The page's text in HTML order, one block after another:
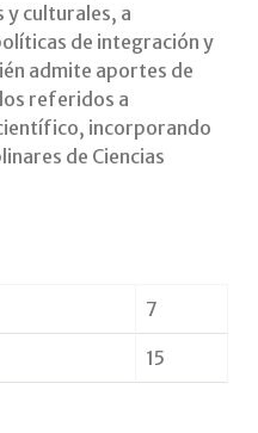
culturales, a
de integración y
admite aportes de
referidos a
incorporando
de Ciencias
7
15